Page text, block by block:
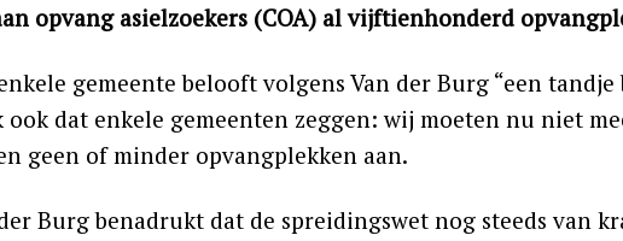
opvang asielzoekers (COA) al vijftienhonderd
gemeente belooft volgens Van der Burg “een
ook dat enkele gemeenten zeggen: wij moeten nu niet
geen of minder opvangplekken aan.
Burg benadrukt dat de spreidingswet nog steeds van